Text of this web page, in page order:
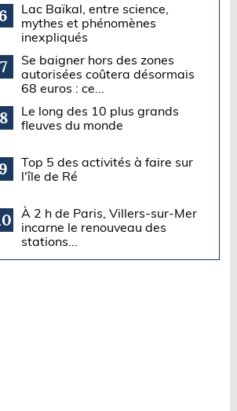
6
Lac Baïkal, entre science,
mythes et phénomènes
inexpliqués
7
Se baigner hors des zones
autorisées coûtera désormais
68 euros : ce...
8
Le long des 10 plus grands
fleuves du monde
Top 5 des activités à faire sur
l'île de Ré
À 2 h de Paris, Villers-sur-Mer
incarne le renouveau des
stations...